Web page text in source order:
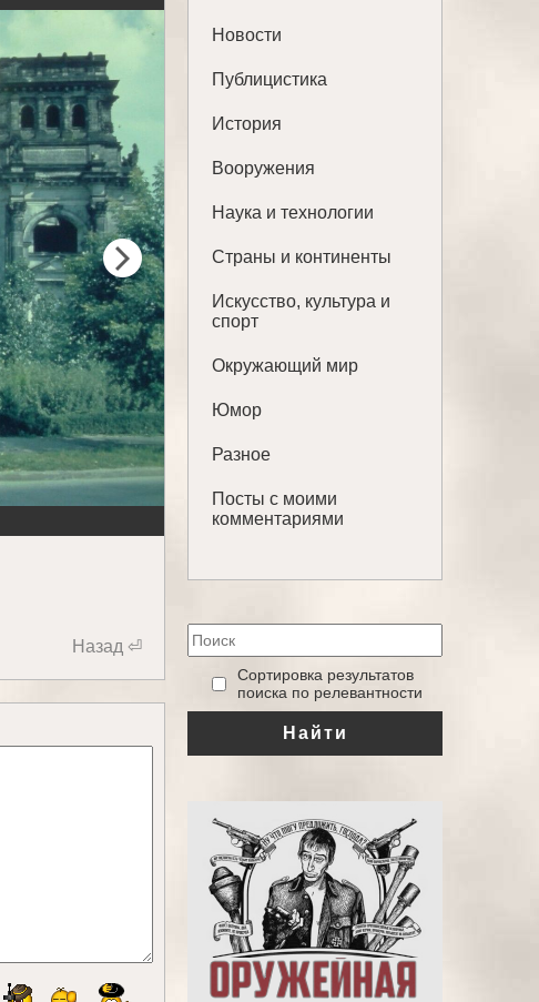
Назад ⏎
Новости
Публицистика
История
Вооружения
Наука и технологии
Страны и континенты
Искусство, культура и
спорт
Окружающий мир
Юмор
Разное
Посты с моими
комментариями
‎Сортировка результатов
поиска по релевантности
Найти